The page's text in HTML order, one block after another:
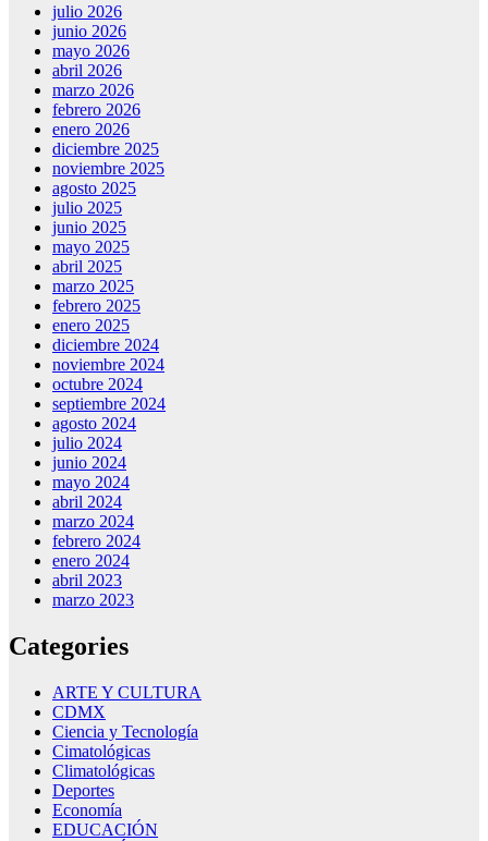
julio 2026
junio 2026
mayo 2026
abril 2026
marzo 2026
febrero 2026
enero 2026
diciembre 2025
noviembre 2025
agosto 2025
julio 2025
junio 2025
mayo 2025
abril 2025
marzo 2025
febrero 2025
enero 2025
diciembre 2024
noviembre 2024
octubre 2024
septiembre 2024
agosto 2024
julio 2024
junio 2024
mayo 2024
abril 2024
marzo 2024
febrero 2024
enero 2024
abril 2023
marzo 2023
Categories
ARTE Y CULTURA
CDMX
Ciencia y Tecnología
Cimatológicas
Climatológicas
Deportes
Economía
EDUCACIÓN